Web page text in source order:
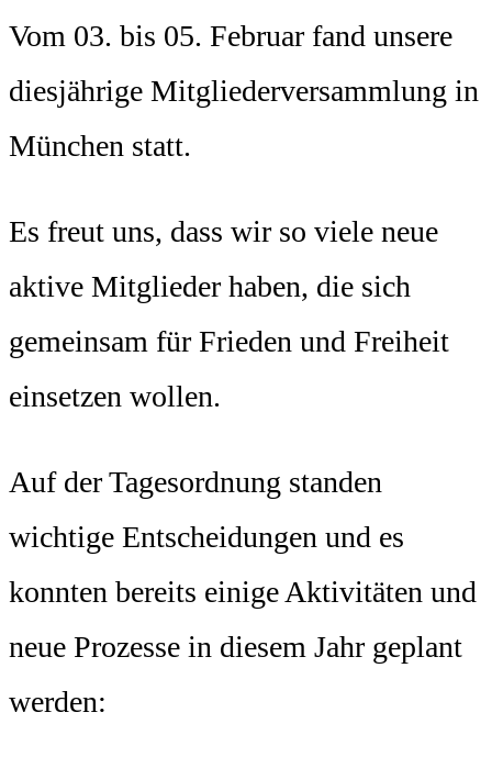
Vom 03. bis 05. Februar fand unsere
diesjährige Mitgliederversammlung in
München statt.
Es freut uns, dass wir so viele neue
aktive Mitglieder haben, die sich
gemeinsam für Frieden und Freiheit
einsetzen wollen.
Auf der Tagesordnung standen
wichtige Entscheidungen und es
konnten bereits einige Aktivitäten und
neue Prozesse in diesem Jahr geplant
werden: